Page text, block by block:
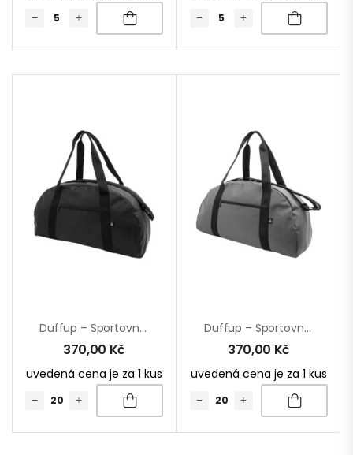
Duffup – Sportovní Taška Z RPU
370,00 Kč
uvedená cena je za 1 kus
Duffup – Sportovní Taška Z RPU
370,00 Kč
uvedená cena je za 1 kus